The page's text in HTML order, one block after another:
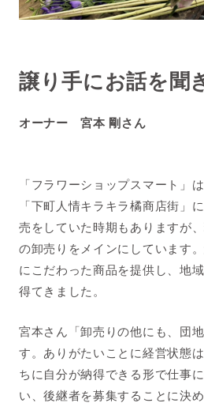
譲り手にお話を聞
オーナー 宮本 剛さん
「フラワーショップスマート」
「下町人情キラキラ橘商店街」
売をしていた時期もありますが
の卸売りをメインにしています
にこだわった商品を提供し、地
得てきました。
宮本さん「卸売りの他にも、団
す。ありがたいことに経営状態
ちに自分が納得できる形で仕事
い、後継者を募集することに決め